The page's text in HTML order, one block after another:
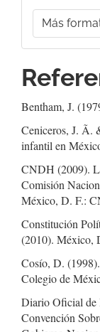
Más
Bentham, J.
Ceniceros, J. Ã.
infantil en
CNDH (2009).
Comisión
México, D. F.:
Constitución
(2010). México,
Cosío, D.
Colegio de
Diario Oficial de
Convención